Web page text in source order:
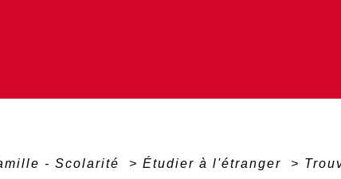
- Scolarité > Étudier à l'étranger >